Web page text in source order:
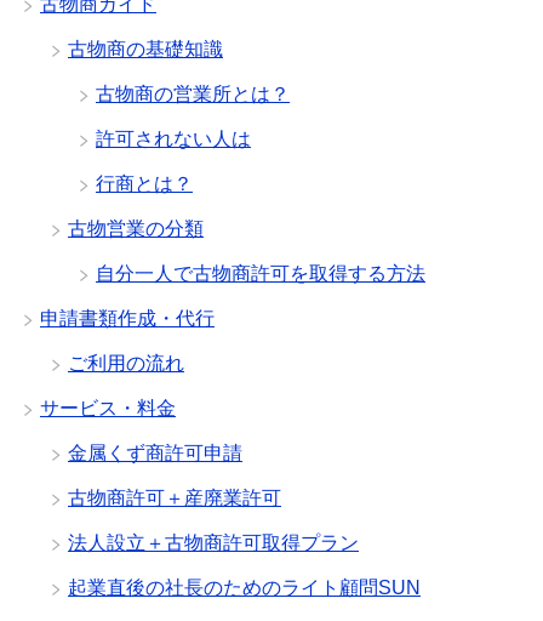
古物商ガイド
古物商の基礎知識
古物商の営業所とは？
許可されない人は
行商とは？
古物営業の分類
自分一人で古物商許可を取得する方法
申請書類作成・代行
ご利用の流れ
サービス・料金
金属くず商許可申請
古物商許可＋産廃業許可
法人設立＋古物商許可取得プラン
起業直後の社長のためのライト顧問SUN